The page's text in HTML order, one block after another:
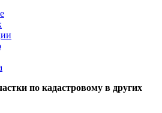
по кадастровому в других